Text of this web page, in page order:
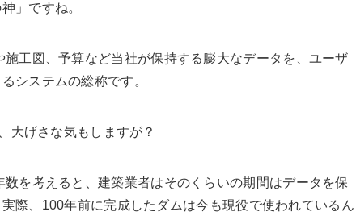
」ですね。
施工図、予算など当社が保持する膨大なデータを、ユーザ
システムの総称です。
大げさな気もしますが？
数を考えると、建築業者はそのくらいの期間はデータを保
際、100年前に完成したダムは今も現役で使われているん